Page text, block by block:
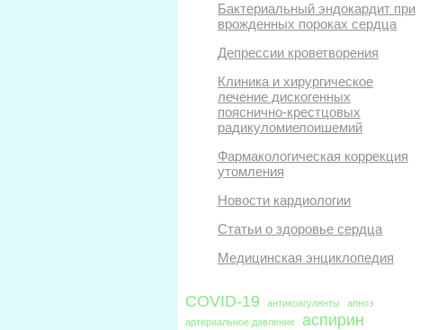
Бактериальный эндокардит при
врожденных пороках сердца
Депрессии кроветворения
Клиника и хирургическое
лечение дискогенных
пояснично-крестцовых
радикуломиелоишемий
Фармакологическая коррекция
утомления
Новости кардиологии
Статьи о здоровье сердца
Медицинская энциклопедия
COVID-19 антикоагулянты
апноэ
артериальное давление
аспирин